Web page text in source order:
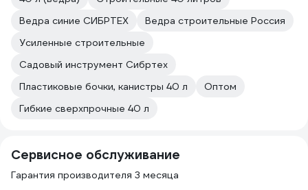
Ведра синие СИБРТЕХ
Ведра строительные Россия
Усиленные строительные
Садовый инструмент Сибртех
Пластиковые бочки, канистры 40 л
Оптом
Гибкие сверхпрочные 40 л
Сервисное обслуживание
Гарантия производителя 3 месяца